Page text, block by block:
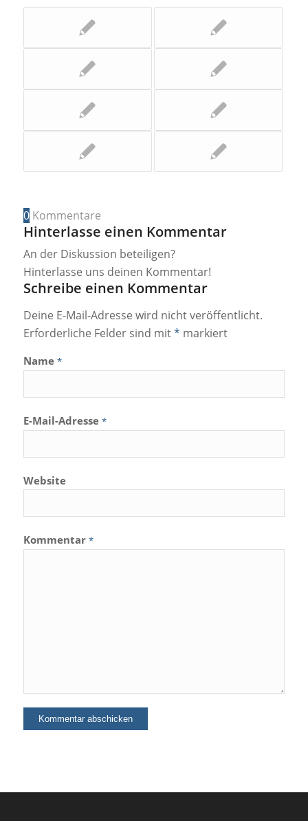
0 Kommentare
Hinterlasse einen Kommentar
An der Diskussion beteiligen?
Hinterlasse uns deinen Kommentar!
Schreibe einen Kommentar
Deine E-Mail-Adresse wird nicht veröffentlicht.
Erforderliche Felder sind mit* markiert
Name *
E-Mail-Adresse *
Website
Kommentar *